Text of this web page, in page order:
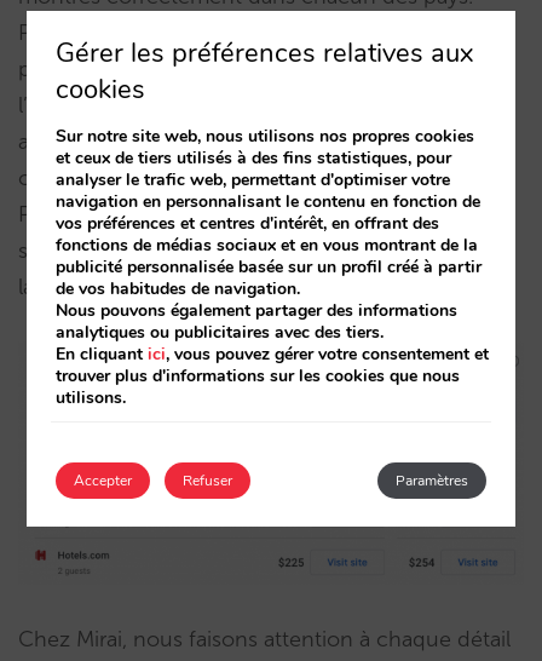
Pensez que les principales OTA ont résolu le
problème, mais ce n’est pas encore le cas pour
l’ensemble des fournisseurs du canal direct. Sans
aller bien loin, nous pouvons voir ce qui arrive à
cette importante chaîne avec l’un de ses hôtels à
Paris, où les taxes ne sont pas détaillées et où le
site officiel apparaît donc plus cher alors que dans
la réalité elle est en parité.
Chez Mirai, nous faisons attention à chaque détail
Gérer les préférences relatives aux
cookies
Sur notre site web, nous utilisons nos propres cookies
et ceux de tiers utilisés à des fins statistiques, pour
analyser le trafic web, permettant d'optimiser votre
navigation en personnalisant le contenu en fonction de
vos préférences et centres d'intérêt, en offrant des
fonctions de médias sociaux et en vous montrant de la
publicité personnalisée basée sur un profil créé à partir
de vos habitudes de navigation.
Nous pouvons également partager des informations
analytiques ou publicitaires avec des tiers.
En cliquantici, vous pouvez gérer votre consentement et
trouver plus d'informations sur les cookies que nous
utilisons.
Accepter Paramètres
Refuser